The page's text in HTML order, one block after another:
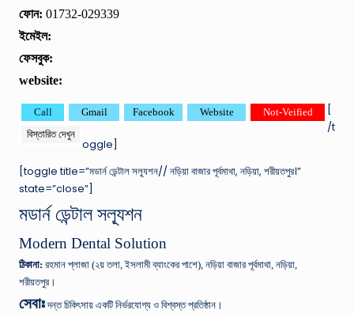
ফোন: 01732-029339
ইমেইল:
ফেসবুক:
website:
Call Gmail Facebook Website
Not-Veified
বিস্তারিত দেখুন
/t
oggle]
[toggle title=”মডার্ন ডেন্টাল সল্যূশন// নড়িয়া বাজার পূর্বমাথা, নড়িয়া, শরীয়তপুর।”
state=”close”]
মডার্ন ডেন্টাল সল্যূশন
Modern Dental Solution
ঠিকানা: রহমান প্লাজা (২য় তলা, ইসলামী ব্যাংকের পাশে), নড়িয়া বাজার পূর্বমাথা, নড়িয়া,
শরীয়তপুর।
সেবাঃদন্ত চিকিৎসায় একটি নির্ভরযোগ্য ও বিশ্বস্ত প্রতিষ্ঠান।